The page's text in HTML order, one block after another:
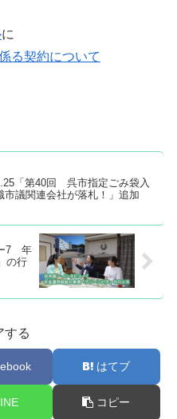
に
る契約について
「第40回 呉市指定ごみ袋入
市議関連会社が落札！」追加
7 年
の行
する
はてブ
コピー